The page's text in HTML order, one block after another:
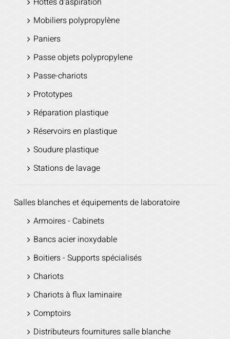
Mobiliers polypropylène
Paniers
Passe objets polypropylene
Passe-chariots
Prototypes
Réparation plastique
Réservoirs en plastique
Soudure plastique
Stations de lavage
Salles blanches et équipements de laboratoire
Armoires - Cabinets
Bancs acier inoxydable
Boitiers - Supports spécialisés
Chariots
Chariots à flux laminaire
Comptoirs
Distributeurs fournitures salle blanche